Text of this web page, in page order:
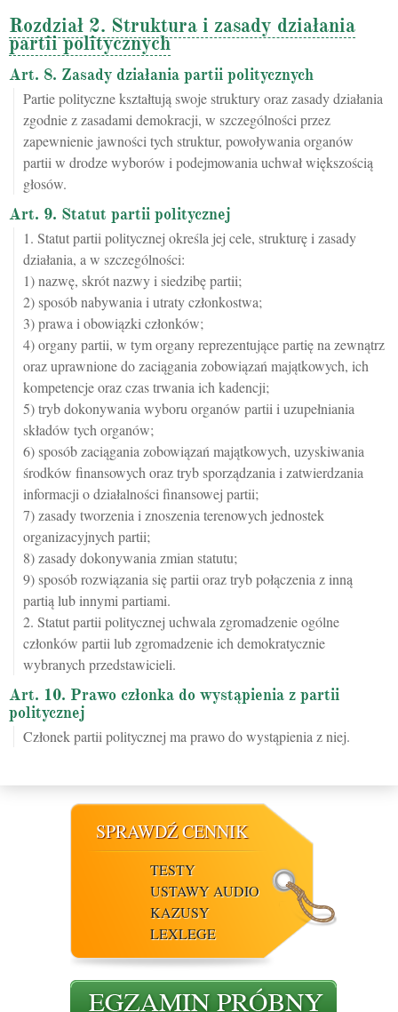
Rozdział 2. Struktura i zasady działania
partii politycznych
Art. 8. Zasady działania partii politycznych
Partie polityczne kształtują swoje struktury oraz zasady działania
zgodnie z zasadami demokracji, w szczególności przez
zapewnienie jawności tych struktur, powoływania organów
partii w drodze wyborów i podejmowania uchwał większością
głosów.
Art. 9. Statut partii politycznej
1. Statut partii politycznej określa jej cele, strukturę i zasady
działania, a w szczególności:
1) nazwę, skrót nazwy i siedzibę partii;
2) sposób nabywania i utraty członkostwa;
3) prawa i obowiązki członków;
4) organy partii, w tym organy reprezentujące partię na zewnątrz
oraz uprawnione do zaciągania zobowiązań majątkowych, ich
kompetencje oraz czas trwania ich kadencji;
5) tryb dokonywania wyboru organów partii i uzupełniania
składów tych organów;
6) sposób zaciągania zobowiązań majątkowych, uzyskiwania
środków finansowych oraz tryb sporządzania i zatwierdzania
informacji o działalności finansowej partii;
7) zasady tworzenia i znoszenia terenowych jednostek
organizacyjnych partii;
8) zasady dokonywania zmian statutu;
9) sposób rozwiązania się partii oraz tryb połączenia z inną
partią lub innymi partiami.
2. Statut partii politycznej uchwala zgromadzenie ogólne
członków partii lub zgromadzenie ich demokratycznie
wybranych przedstawicieli.
Art. 10. Prawo członka do wystąpienia z partii
politycznej
Członek partii politycznej ma prawo do wystąpienia z niej.
SPRAWDŹ CENNIK
TESTY
USTAWY AUDIO
KAZUSY
LEXLEGE